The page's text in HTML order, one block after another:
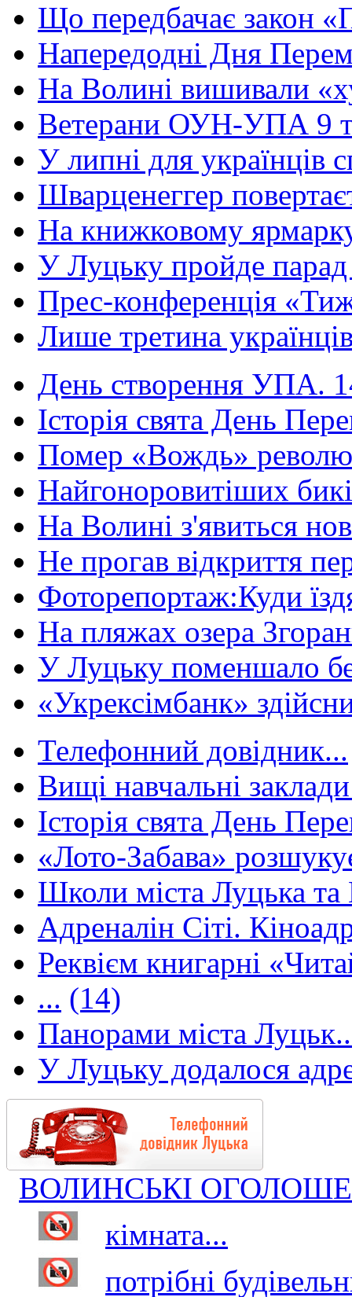
Що передбачає закон
Напередодні Дня
На Волині вишивали
Ветерани ОУН-УПА 9
У липні для українців
Шварценеггер
На книжковому
У Луцьку пройде парад
Прес-конференція
Лише третина
День створення УПА.
Історія свята День
Помер «Вождь»
Найгоноровитіших
На Волині з'явиться
Не прогав відкриття
Фоторепортаж:Куди
На пляжах озера
У Луцьку поменшало
«Укрексімбанк»
Телефонний довідник...
Вищі навчальні
Історія свята День
«Лото-Забава»
Школи міста Луцька та
Адреналін Сіті.
Реквієм книгарні
... (14)
Панорами міста
У Луцьку додалося
ВОЛИНСЬКІ
кімната...
потрібні